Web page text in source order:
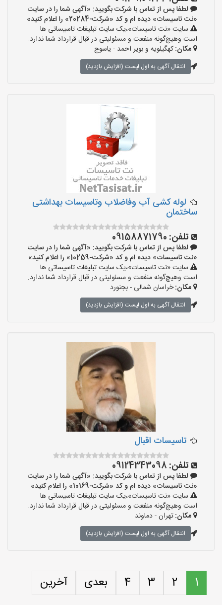
لطفا پس از تماس با شرکت بگویید: «آگهی شما را در سایت
«نت تاسیسات» دیده ام و کد «شرکت-20284» را اعلام کنید»
سایت «نت تاسیسات»،یک سایت تبلیغات تاسیساتی ها
است وهیچ‌گونه منفعت و مسئولیتی در قبال قرارداد شما ندارد.
مکان:کهگیلویه و بویر احمد - یاسوج
انتقال آگهی به اول لیست (افزایش بازدید)
لوله کشی آب وفاضلاب وتاسیسات بهداشتی
ساختمان
تلفن: 09158871790
لطفا پس از تماس با شرکت بگویید: «آگهی شما را در سایت
«نت تاسیسات» دیده ام و کد «شرکت-10259» را اعلام کنید»
سایت «نت تاسیسات»،یک سایت تبلیغات تاسیساتی ها
است وهیچ‌گونه منفعت و مسئولیتی در قبال قرارداد شما ندارد.
مکان:خراسان شمالی - بجنورد
انتقال آگهی به اول لیست (افزایش بازدید)
تاسیسات اقبال
تلفن: 09124343098
لطفا پس از تماس با شرکت بگویید: «آگهی شما را در سایت
«نت تاسیسات» دیده ام و کد «شرکت-10169» را اعلام کنید»
سایت «نت تاسیسات»،یک سایت تبلیغات تاسیساتی ها
است وهیچ‌گونه منفعت و مسئولیتی در قبال قرارداد شما ندارد.
مکان:تهران - دماوند
انتقال آگهی به اول لیست (افزایش بازدید)
1
2
3
4 بعدی آخرین